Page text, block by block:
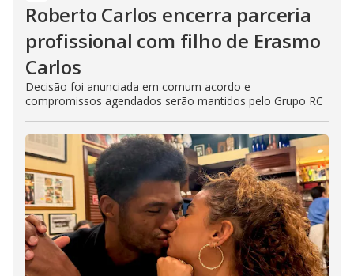
Roberto Carlos encerra parceria
profissional com filho de Erasmo
Carlos
Decisão foi anunciada em comum acordo e
compromissos agendados serão mantidos pelo Grupo RC